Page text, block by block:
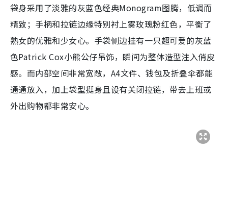
袋身采用了淡雅的灰蓝色经典Monogram图腾，低调而
精致；手柄和拉链边缘特别衬上雾玫瑰粉红色，平衡了
熟女的优雅和少女心。手袋侧边挂有一只超可爱的灰蓝
色Patrick Cox小熊公仔吊饰，瞬间为整体造型注入俏皮
感。而内部空间非常宽敞，A4文件、钱包及折叠伞都能
通通放入，加上袋型挺身且设有关闭拉链，带去上班或
外出购物都非常安心。